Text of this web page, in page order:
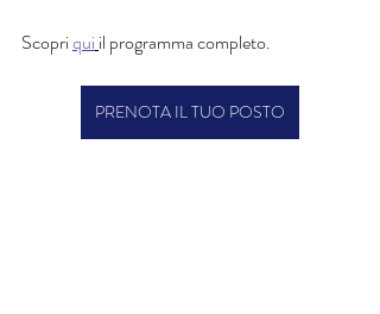
Scopri qui il programma completo.
PRENOTA IL TUO POSTO